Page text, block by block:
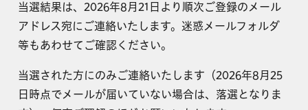
当選結果は、2026年8月21日より順次ご登録のメール
アドレス宛にご連絡いたします。迷惑メールフォルダ
等もあわせてご確認ください。
当選された方にのみご連絡いたします（2026年8月25
日時点でメールが届いていない場合は、落選となりま